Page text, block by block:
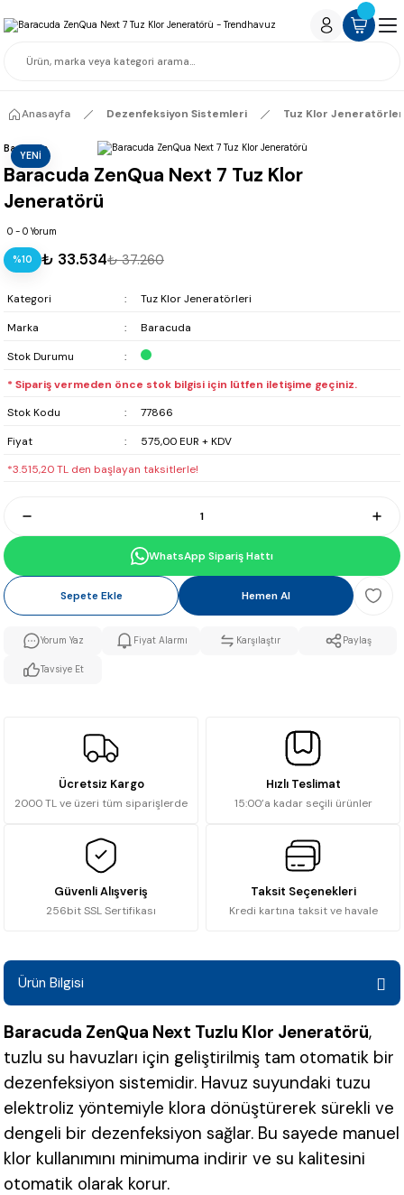
Anasayfa Dezenfeksiyon Sistemleri Tuz Klor
YENİ
Baracuda
Baracuda ZenQua Next 7 Tuz Klor
Jeneratörü
0 - 0 Yorum
%10 ₺ 33.534₺ 37.260
Kategori
Tuz Klor Jeneratörleri
Marka
Baracuda
Stok Durumu
* Sipariş vermeden önce stok bilgisi için lütfen iletişime geçiniz.
Stok Kodu
77866
Fiyat
575,00 EUR + KDV
*3.515,20 TL den başlayan taksitlerle!
WhatsApp Sipariş Hattı
Sepete Ekle Hemen Al
Yorum Yaz Fiyat Alarmı Karşılaştır Paylaş
Tavsiye Et
Ücretsiz Kargo
2000 TL ve üzeri tüm siparişlerde
Hızlı Teslimat
15:00’a kadar seçili ürünler
Güvenli Alışveriş
256bit SSL Sertifikası
Taksit Seçenekleri
Kredi kartına taksit ve havale
Ürün Bilgisi
Baracuda ZenQua Next Tuzlu Klor Jeneratörü,
tuzlu su havuzları için geliştirilmiş tam otomatik bir
dezenfeksiyon sistemidir. Havuz suyundaki tuzu
elektroliz yöntemiyle klora dönüştürerek sürekli ve
dengeli bir dezenfeksiyon sağlar. Bu sayede manuel
klor kullanımını minimuma indirir ve su kalitesini
otomatik olarak korur.